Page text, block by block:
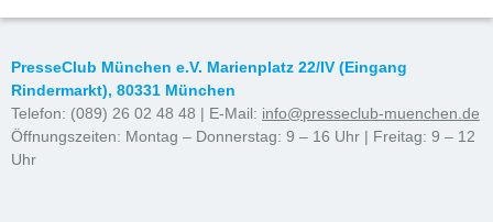
PresseClub München e.V. Marienplatz 22/IV (Eingang
Rindermarkt), 80331 München
Telefon: (089) 26 02 48 48 | E-Mail: info@presseclub-muenchen.de
Öffnungszeiten: Montag – Donnerstag: 9 – 16 Uhr | Freitag: 9 – 12
Uhr